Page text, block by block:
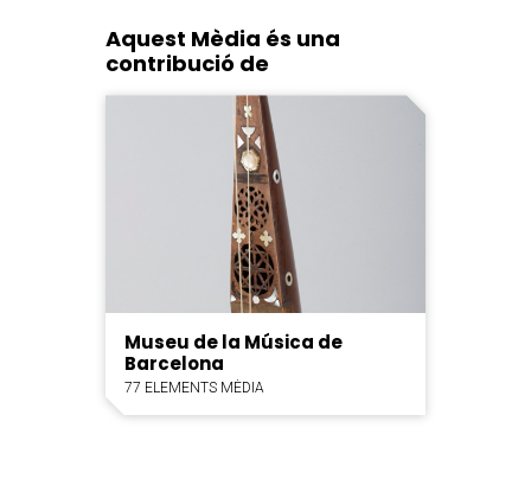
Aquest Mèdia és una
contribució de
Museu de la Música de
Barcelona
77 ELEMENTS MÈDIA